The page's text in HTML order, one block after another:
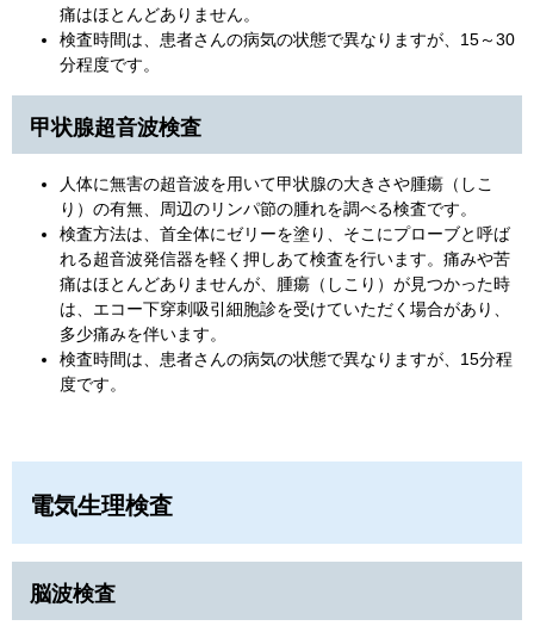
痛はほとんどありません。
検査時間は、患者さんの病気の状態で異なりますが、15～30
分程度です。
甲状腺超音波検査
人体に無害の超音波を用いて甲状腺の大きさや腫瘍（しこ
り）の有無、周辺のリンパ節の腫れを調べる検査です。
検査方法は、首全体にゼリーを塗り、そこにプローブと呼ば
れる超音波発信器を軽く押しあて検査を行います。痛みや苦
痛はほとんどありませんが、腫瘍（しこり）が見つかった時
は、エコー下穿刺吸引細胞診を受けていただく場合があり、
多少痛みを伴います。
検査時間は、患者さんの病気の状態で異なりますが、15分程
度です。
電気生理検査
脳波検査